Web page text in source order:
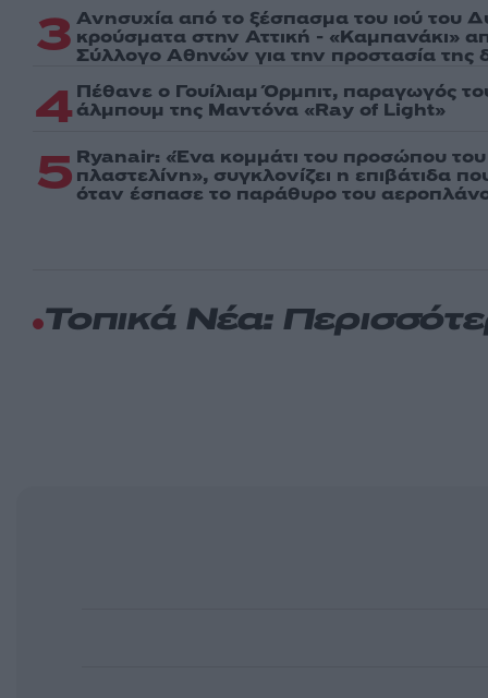
3 Ανησυχία από το ξέσπασμα του ιού του
κρούσματα στην Αττική - «Καμπανάκι»
Σύλλογο Αθηνών για την προστασία της
4 Πέθανε ο Γουίλιαμ Όρμπιτ, παραγωγός
άλμπουμ της Μαντόνα «Ray of Light»
5 Ryanair: «Ένα κομμάτι του προσώπου
πλαστελίνη», συγκλονίζει η επιβάτιδα
όταν έσπασε το παράθυρο του
Τοπικά Νέα: